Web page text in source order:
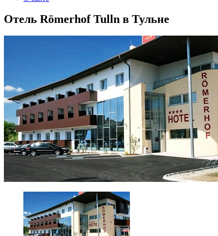
Отель Römerhof Tulln в Тульне